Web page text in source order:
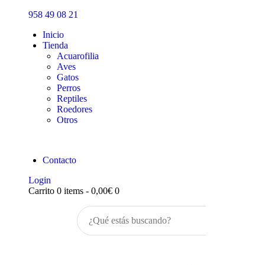
958 49 08 21
Inicio
Tienda
Acuarofilia
Aves
Gatos
Perros
Reptiles
Roedores
Otros
Contacto
Login
Carrito 0 items - 0,00€ 0
Inicio